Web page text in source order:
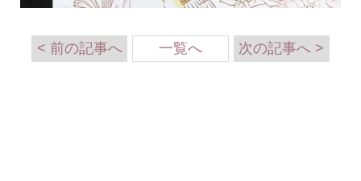
< 前の記事へ 一覧へ 次の記事へ >